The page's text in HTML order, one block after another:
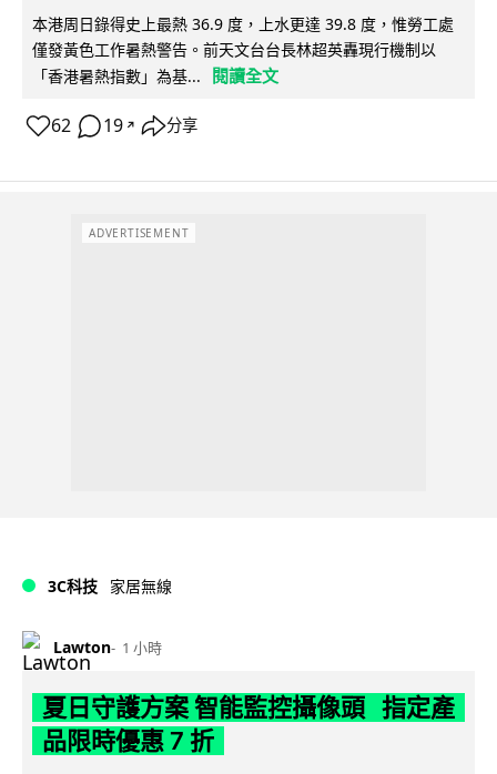
本港周日錄得史上最熱 36.9 度，上水更達 39.8 度，惟勞工處
僅發黃色工作暑熱警告。前天文台台長林超英轟現行機制以
「香港暑熱指數」為基...
閱讀全文
62 19 ↗ 分享
ADVERTISEMENT
3C科技 家居無線
Lawton 1 小時
夏日守護方案 智能監控攝像頭 指定產
品限時優惠 7 折